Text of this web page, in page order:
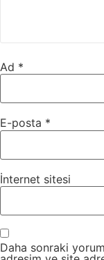
Ad *
E-posta *
İnternet sitesi
Daha sonraki